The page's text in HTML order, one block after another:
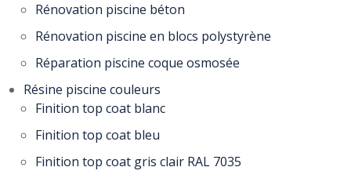
Rénovation piscine béton
Rénovation piscine en blocs polystyrène
Réparation piscine coque osmosée
Résine piscine couleurs
Finition top coat blanc
Finition top coat bleu
Finition top coat gris clair RAL 7035